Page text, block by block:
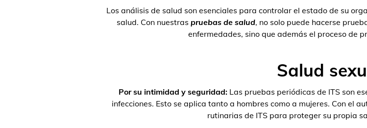
Los análisis de salud son esenciales para controlar el estado de su
salud. Con nuestras pruebas de salud, no solo puede hacerse
enfermedades, sino que además el proceso de
Salud
Por su intimidad y seguridad: Las pruebas periódicas de ITS son
infecciones. Esto se aplica tanto a hombres como a mujeres. Con el
rutinarias de ITS para proteger su propia